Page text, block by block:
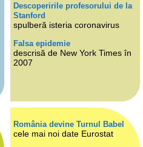
Descoperirile profesorului de la
Stanford
spulberă isteria coronavirus
Falsa epidemie
descrisă de New York Times în
2007
România devine Turnul Babel
cele mai noi date Eurostat